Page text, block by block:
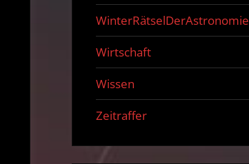
WinterRätselDerAstronomie
Wirtschaft
Wissen
Zeitraffer